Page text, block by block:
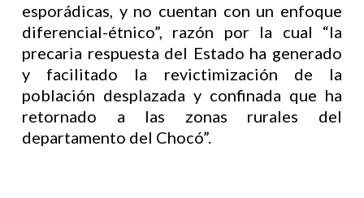
esporádicas, y no cuentan con un enfoque
diferencial-étnico”, razón por la cual “la
precaria respuesta del Estado ha generado
y facilitado la revictimización de la
población desplazada y confinada que ha
retornado a las zonas rurales del
departamento del Chocó”.